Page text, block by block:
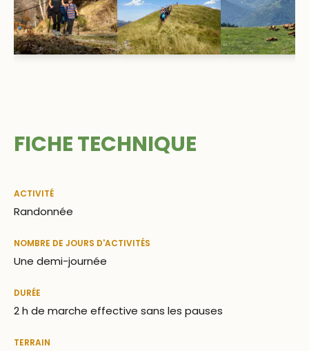
FICHE TECHNIQUE
ACTIVITÉ
Randonnée
NOMBRE DE JOURS D'ACTIVITÉS
Une demi-journée
DURÉE
2 h de marche effective sans les pauses
TERRAIN